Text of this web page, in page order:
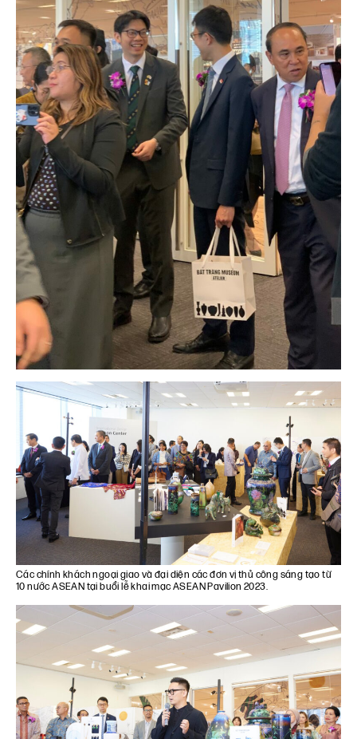
Các chính khách ngoại giao và đại diện các đơn vị thủ công sáng tạo từ
10 nước ASEAN tại buổi lễ khai mạc ASEAN Pavilion 2023.